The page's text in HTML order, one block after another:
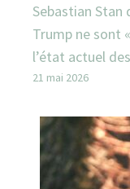
Sebastian Stan
Trump ne sont
l’état actuel
21 mai 2026